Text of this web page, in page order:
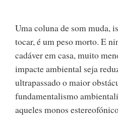
Uma coluna de som muda,
tocar, é um peso morto. E
cadáver em casa, muito
impacte ambiental seja
ultrapassado o maior
fundamentalismo
aqueles monos